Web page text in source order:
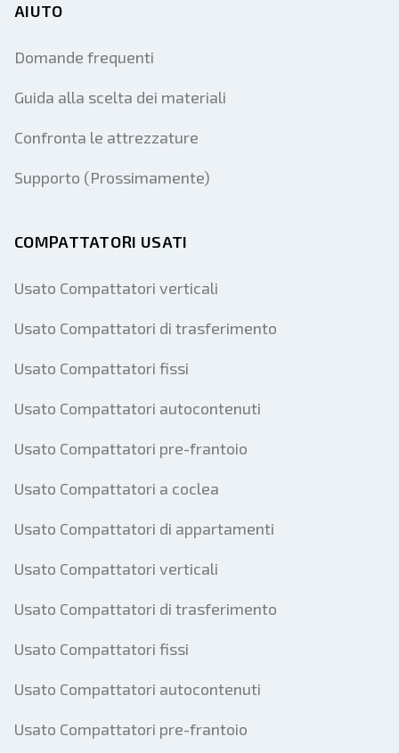
AIUTO
Domande frequenti
Guida alla scelta dei materiali
Confronta le attrezzature
Supporto (Prossimamente)
COMPATTATORI USATI
Usato Compattatori verticali
Usato Compattatori di trasferimento
Usato Compattatori fissi
Usato Compattatori autocontenuti
Usato Compattatori pre-frantoio
Usato Compattatori a coclea
Usato Compattatori di appartamenti
Usato Compattatori verticali
Usato Compattatori di trasferimento
Usato Compattatori fissi
Usato Compattatori autocontenuti
Usato Compattatori pre-frantoio